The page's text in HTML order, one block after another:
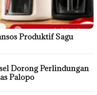
Produktif Sagu
Dorong Perlindungan
Palopo